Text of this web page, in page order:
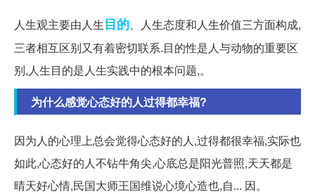
人生观主要由人生目的、人生态度和人生价值三方面构成,
三者相互区别又有着密切联系.目的性是人与动物的重要区
别,人生目的是人生实践中的根本问题,。
为什么感觉心态好的人过得都幸福?
因为人的心理上总会觉得心态好的人,过得都很幸福,实际也
如此,心态好的人不钻牛角尖,心底总是阳光普照,天天都是
晴天好心情,民国大师王国维说心境心造也,自... 因。